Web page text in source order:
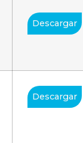
Descargar
Descargar